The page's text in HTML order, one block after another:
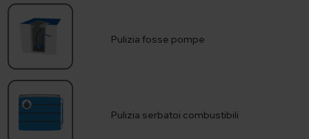
Pulizia fosse pompe
Pulizia serbatoi combustibili